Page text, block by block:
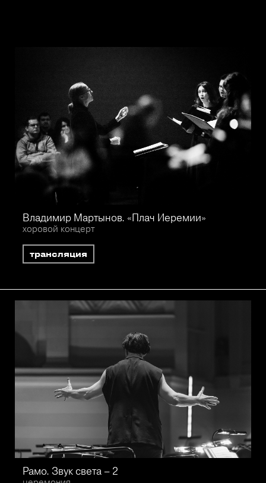
Владимир Мартынов. «Плач Иеремии»
хоровой концерт
трансляция
Рамо. Звук света – 2